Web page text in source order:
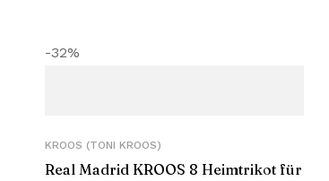
-32%
KROOS (TONI KROOS)
Real Madrid KROOS 8 Heimtrikot für